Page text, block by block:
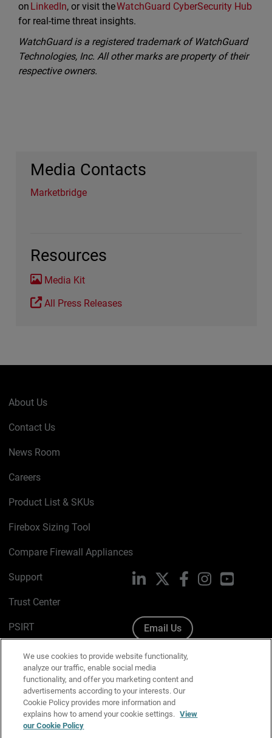
on LinkedIn, or visit theWatchGuard CyberSecurity Hub
for real-time threat insights.
WatchGuard is a registered trademark of WatchGuard
Technologies, Inc. All other marks are property of their
respective owners.
Media Contacts
Marketbridge
Resources
Media Kit
All Press Releases
About Us
Contact Us
News Room
Careers
Product List & SKUs
Firebox Sizing Tool
Compare Firewall Appliances
Support
Trust Center
PSIRT
Cookie Policy
Privacy Policy
Media & Brand Kit
Manage Email Preferences
LinkedIn FacebookInstagram
Email Us
We use cookies to provide website functionality,
analyze our traffic, enable social media
functionality, and offer you marketing content and
advertisements according to your interests. Our
Cookie Policy provides more information and
explains how to amend your cookie settings. View
our Cookie Policy